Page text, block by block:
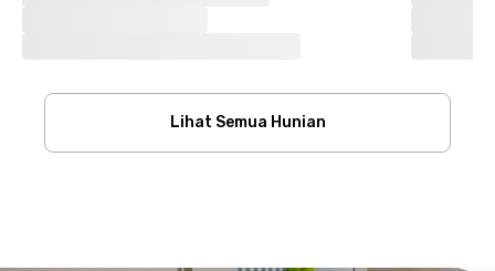
Lihat Semua Hunian